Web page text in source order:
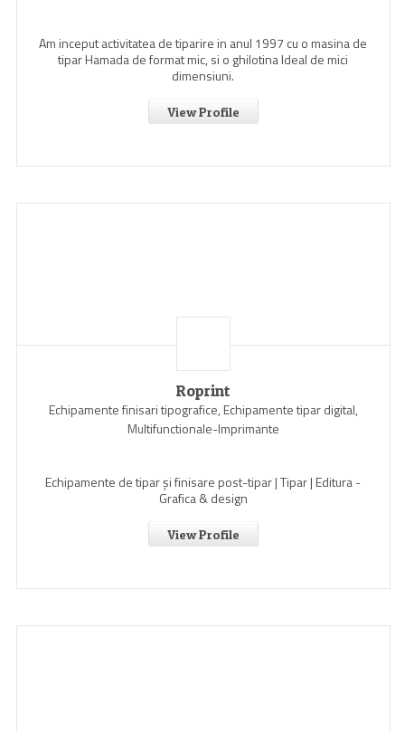
Am inceput activitatea de tiparire in anul 1997 cu o masina de
tipar Hamada de format mic, si o ghilotina Ideal de mici
dimensiuni.
View Profile
Roprint
Echipamente finisari tipografice, Echipamente tipar digital,
Multifunctionale-Imprimante
Echipamente de tipar și finisare post-tipar | Tipar | Editura -
Grafica & design
View Profile